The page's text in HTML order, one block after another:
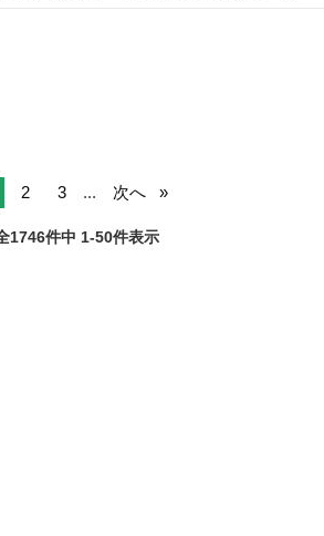
日123日 ★残業月平均15時間 ★基本土日休
2 3 ... 次へ
1746件中 1-50件表示